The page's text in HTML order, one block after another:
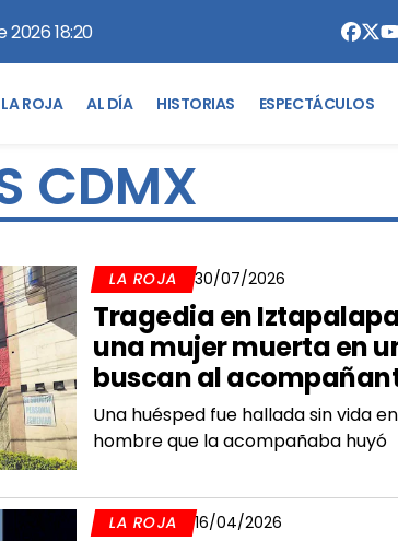
18:20
LA ROJA AL DÍA HISTORIAS ESPECTÁCULOS
CDMX
LA ROJA 30/07/2026
Tragedia en
una mujer muerta en
buscan al
Una huésped fue hallada sin vida
hombre que la acompañaba huyó
LA ROJA 16/04/2026